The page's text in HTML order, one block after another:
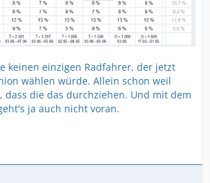
keinen einzigen Radfahrer, der jetzt
wählen würde. Allein schon weil
dass die das durchziehen. Und mit dem
ja auch nicht voran.